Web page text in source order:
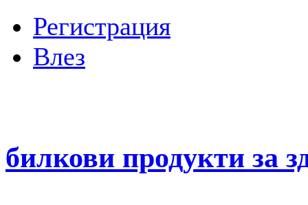
Регистрация
Влез
билкови продукти за